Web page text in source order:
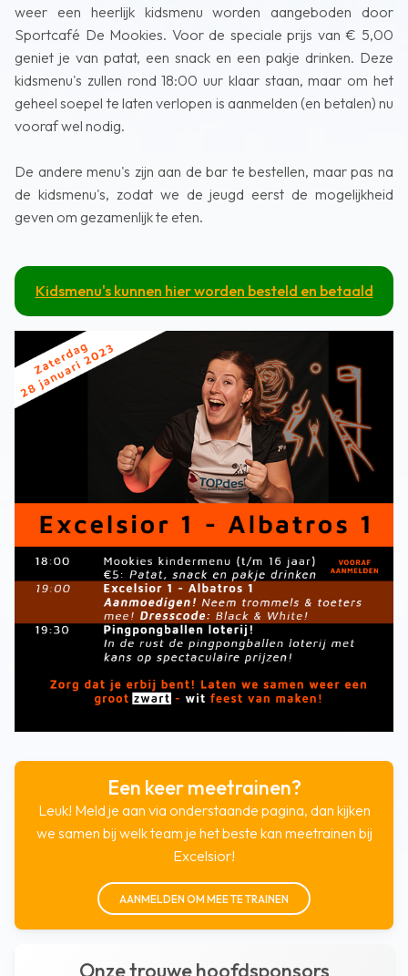
weer een heerlijk kidsmenu worden aangeboden door
Sportcafé De Mookies. Voor de speciale prijs van € 5,00
geniet je van patat, een snack en een pakje drinken. Deze
kidsmenu's zullen rond 18:00 uur klaar staan, maar om het
geheel soepel te laten verlopen is aanmelden (en betalen) nu
vooraf wel nodig.
De andere menu's zijn aan de bar te bestellen, maar pas na
de kidsmenu's, zodat we de jeugd eerst de mogelijkheid
geven om gezamenlijk te eten.
Kidsmenu's kunnen hier worden besteld en betaald
Een keer meetrainen?
Leuk! Meld je aan via onderstaande pagina, dan kijken
we samen bij welk team je het beste kan meetrainen bij
Excelsior!
AANMELDEN OM MEE TE TRAINEN